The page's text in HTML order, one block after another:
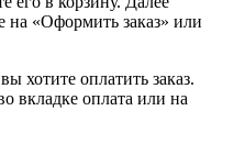
на «Оформить заказ» или
хотите оплатить заказ.
вкладке оплата или на